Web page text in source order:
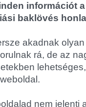
információt
baklövés
akadnak
rá, de az
nem jelenti